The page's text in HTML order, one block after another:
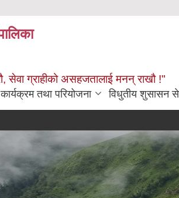
ग्राहीको असहजतालाई मनन् राखौ !"
कार्यक्रम तथा परियोजना विधुतीय शुसासन